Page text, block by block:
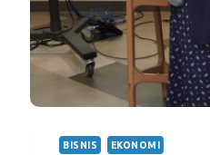
BISNIS EKONOMI